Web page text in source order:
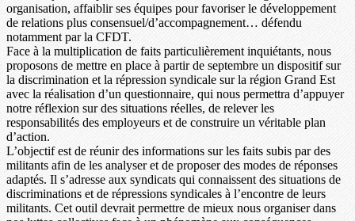
organisation, affaiblir ses équipes pour favoriser le développement
de relations plus consensuel/d’accompagnement… défendu
notamment par la CFDT.
Face à la multiplication de faits particulièrement inquiétants, nous
proposons de mettre en place à partir de septembre un dispositif sur
la discrimination et la répression syndicale sur la région Grand Est
avec la réalisation d’un questionnaire, qui nous permettra d’appuyer
notre réflexion sur des situations réelles, de relever les
responsabilités des employeurs et de construire un véritable plan
d’action.
L’objectif est de réunir des informations sur les faits subis par des
militants afin de les analyser et de proposer des modes de réponses
adaptés. Il s’adresse aux syndicats qui connaissent des situations de
discriminations et de répressions syndicales à l’encontre de leurs
militants. Cet outil devrait permettre de mieux nous organiser dans